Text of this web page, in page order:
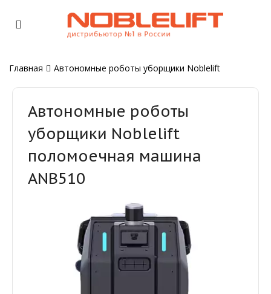
Главная Автономные роботы уборщики Noblelift
Автономные роботы
уборщики Noblelift
поломоечная машина
ANB510